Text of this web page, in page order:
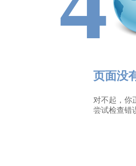
页面没
对不起，你
尝试检查